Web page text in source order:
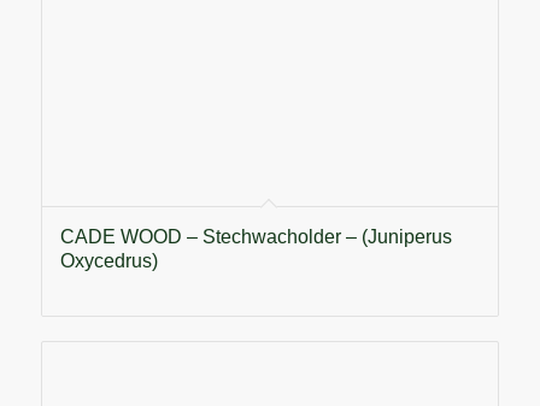
CADE WOOD – Stechwacholder – (Juniperus
Oxycedrus)